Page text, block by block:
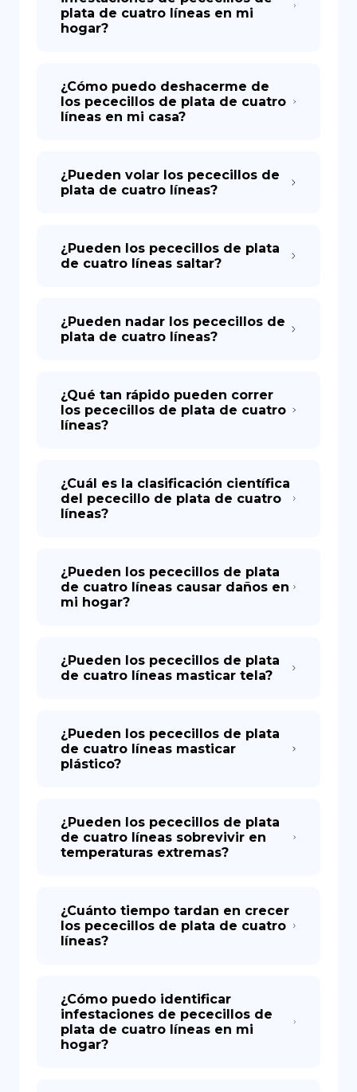
plata de cuatro líneas en mi
hogar?
¿Cómo puedo deshacerme de
los pececillos de plata de cuatro
líneas en mi casa?
¿Pueden volar los pececillos de
plata de cuatro líneas?
¿Pueden los pececillos de plata
de cuatro líneas saltar?
¿Pueden nadar los pececillos de
plata de cuatro líneas?
¿Qué tan rápido pueden correr
los pececillos de plata de cuatro
líneas?
¿Cuál es la clasificación científica
del pececillo de plata de cuatro
líneas?
¿Pueden los pececillos de plata
de cuatro líneas causar daños en
mi hogar?
¿Pueden los pececillos de plata
de cuatro líneas masticar tela?
¿Pueden los pececillos de plata
de cuatro líneas masticar
plástico?
¿Pueden los pececillos de plata
de cuatro líneas sobrevivir en
temperaturas extremas?
¿Cuánto tiempo tardan en crecer
los pececillos de plata de cuatro
líneas?
¿Cómo puedo identificar
infestaciones de pececillos de
plata de cuatro líneas en mi
hogar?